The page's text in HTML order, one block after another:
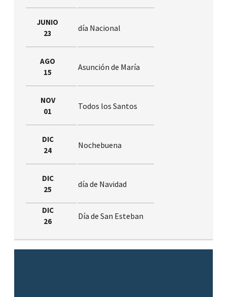
JUNIO
23
día Nacional
AGO
15
Asunción de María
NOV
01
Todos los Santos
DIC
24
Nochebuena
DIC
25
día de Navidad
DIC
26
Día de San Esteban